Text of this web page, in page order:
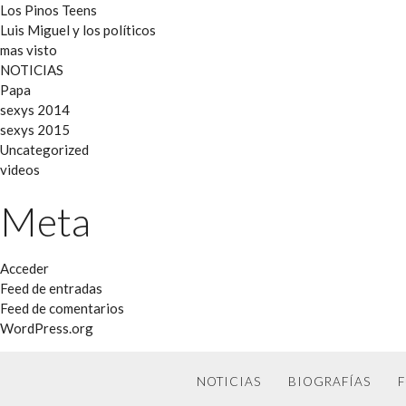
Los Pinos Teens
Luis Miguel y los políticos
mas visto
NOTICIAS
Papa
sexys 2014
sexys 2015
Uncategorized
videos
Meta
Acceder
Feed de entradas
Feed de comentarios
WordPress.org
NOTICIAS BIOGRAFÍAS